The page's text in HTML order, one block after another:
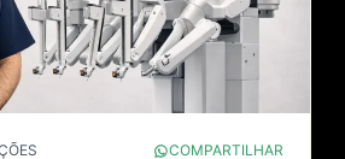
COMPARTILHAR